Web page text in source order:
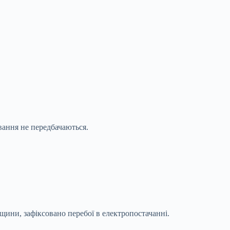
не передбачаються.
зафіксовано перебої в електропостачанні.